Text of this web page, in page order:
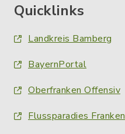
Quicklinks
Landkreis Bamberg
BayernPortal
Oberfranken Offensiv
Flussparadies Franken